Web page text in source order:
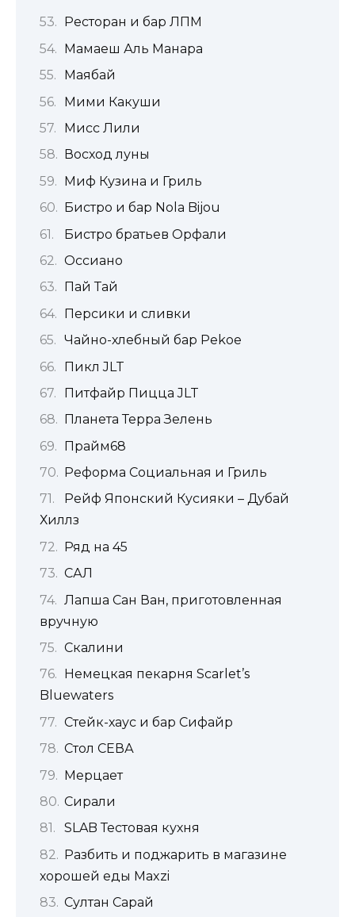
Ресторан и бар ЛПМ
Мамаеш Аль Манара
Маябай
Мими Какуши
Мисс Лили
Восход луны
Миф Кузина и Гриль
Бистро и бар Nola Bijou
Бистро братьев Орфали
Оссиано
Пай Тай
Персики и сливки
Чайно-хлебный бар Pekoe
Пикл JLT
Питфайр Пицца JLT
Планета Терра Зелень
Прайм68
Реформа Социальная и Гриль
Рейф Японский Кусияки – Дубай
Хиллз
Ряд на 45
САЛ
Лапша Сан Ван, приготовленная
вручную
Скалини
Немецкая пекарня Scarlet’s
Bluewaters
Стейк-хаус и бар Сифайр
Стол СЕВА
Мерцает
Сирали
SLAB Тестовая кухня
Разбить и поджарить в магазине
хорошей еды Maxzi
Султан Сарай